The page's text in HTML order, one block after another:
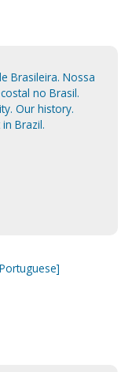
Brasileira. Nossa
no Brasil.
Our history.
Brazil.